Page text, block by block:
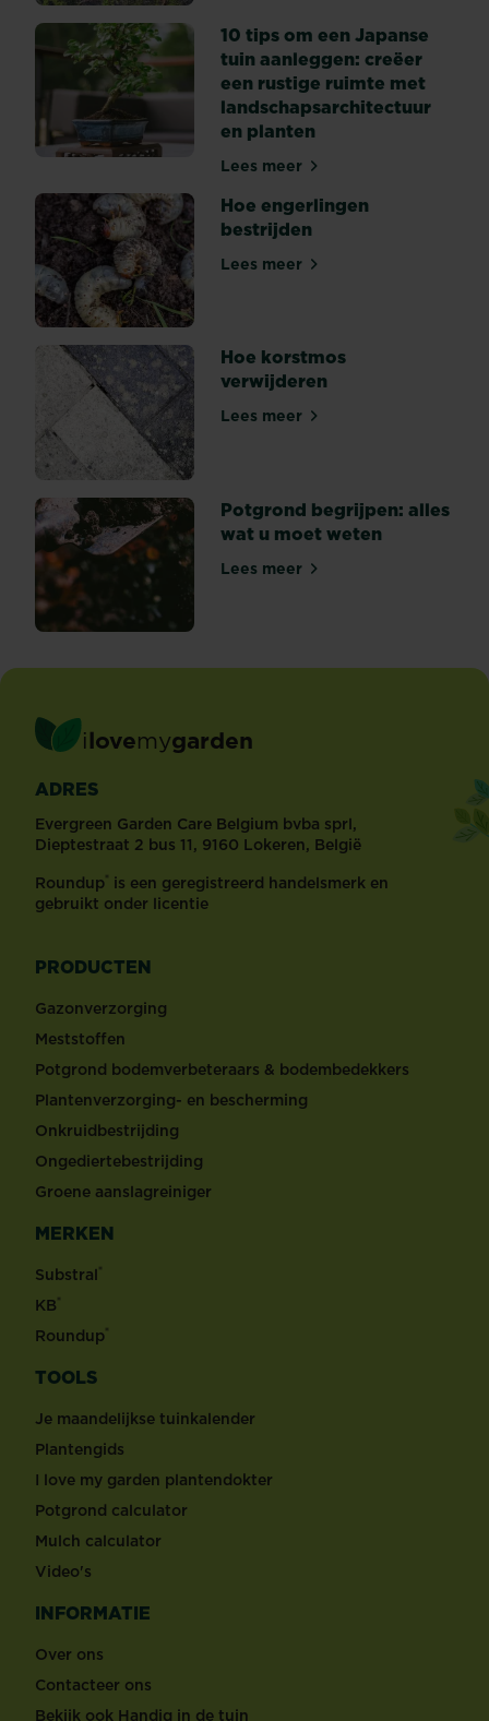
10 tips om een Japanse
tuin aanleggen: creëer
een rustige ruimte met
landschapsarchitectuur
en planten
Lees meer10 tips om een Japanse
Hoe engerlingen
bestrijden
Lees meerHoe engerlingen bestrijden
Hoe korstmos
verwijderen
Lees meerHoe korstmos verwijderen
Potgrond begrijpen: alles
wat u moet weten
Lees meerPotgrond begrijpen: alles
ilovemygarden
ADRES
Evergreen Garden Care Belgium bvba sprl,
Dieptestraat 2 bus 11, 9160 Lokeren, België
Roundup® is een geregistreerd handelsmerk en
gebruikt onder licentie
PRODUCTEN
Gazonverzorging
Meststoffen
Potgrond bodemverbeteraars & bodembedekkers
Plantenverzorging- en bescherming
Onkruidbestrijding
Ongediertebestrijding
Groene aanslagreiniger
MERKEN
Substral®
KB®
Roundup®
TOOLS
Je maandelijkse tuinkalender
Plantengids
I love my garden plantendokter
Potgrond calculator
Mulch calculator
Video's
INFORMATIE
Over ons
Contacteer ons
Bekijk ook Handig in de tuin